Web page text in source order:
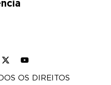
OS DIREITOS